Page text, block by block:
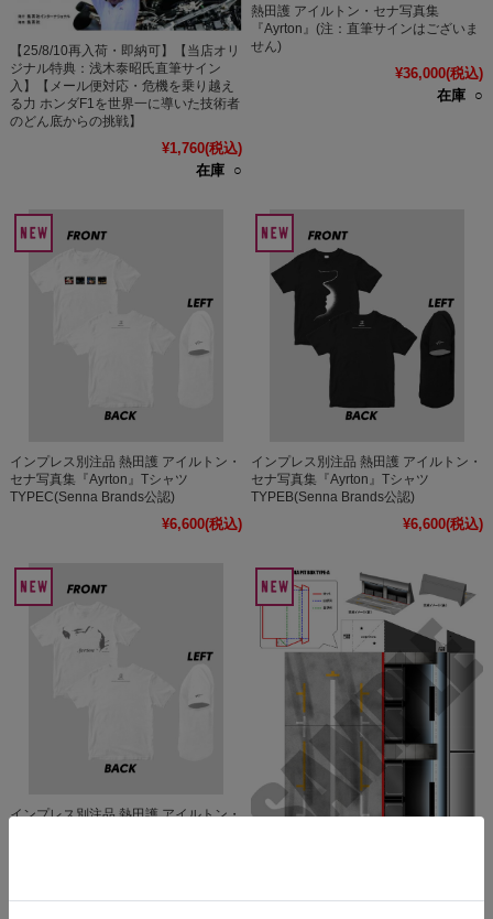
【25/8/10再入荷・即納可】【当店オリ
ジナル特典：浅木泰昭氏直筆サイン
入】【メール便対応・危機を乗り越え
る力 ホンダF1を世界一に導いた技術者
のどん底からの挑戦】
¥1,760(税込)
在庫 ○
熱田護 アイルトン・セナ写真集
『Ayrton』(注：直筆サインはございま
せん)
¥36,000(税込)
在庫 ○
インプレス別注品 熱田護 アイルトン・
セナ写真集『Ayrton』Tシャツ
TYPEC(Senna Brands公認)
¥6,600(税込)
インプレス別注品 熱田護 アイルトン・
セナ写真集『Ayrton』Tシャツ
TYPEB(Senna Brands公認)
¥6,600(税込)
インプレス別注品 熱田護 アイルトン・